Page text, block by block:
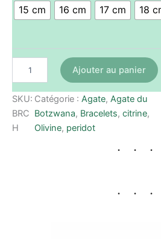
15 cm 16 cm 17 cm 18
Bracelet
Chance
Ajouter au panier
SKU:
BRC
H
Catégorie :Agate, Agate du
Botzwana, Bracelets, citrine
Olivine, peridot